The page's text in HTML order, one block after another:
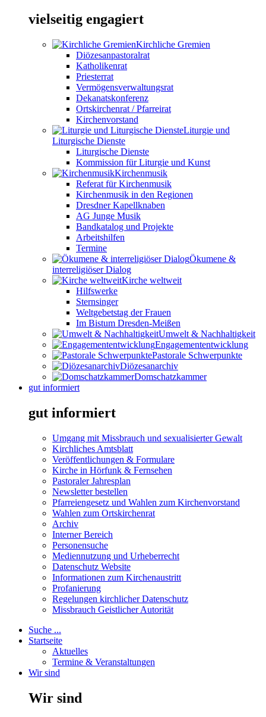
vielseitig engagiert
Kirchliche Gremien
Diözesanpastoralrat
Katholikenrat
Priesterrat
Vermögensverwaltungsrat
Dekanatskonferenz
Ortskirchenrat / Pfarreirat
Kirchenvorstand
Liturgie und
Liturgische Dienste
Liturgische Dienste
Kommission für Liturgie und Kunst
Kirchenmusik
Referat für Kirchenmusik
Kirchenmusik in den Regionen
Dresdner Kapellknaben
AG Junge Musik
Bandkatalog und Projekte
Arbeitshilfen
Termine
Ökumene &
interreligiöser Dialog
Kirche weltweit
Hilfswerke
Sternsinger
Weltgebetstag der Frauen
Im Bistum Dresden-Meißen
Umwelt & Nachhaltigkeit
Engagemententwicklung
Pastorale Schwerpunkte
Diözesanarchiv
Domschatzkammer
gut informiert
gut informiert
Umgang mit Missbrauch und sexualisierter Gewalt
Kirchliches Amtsblatt
Veröffentlichungen & Formulare
Kirche in Hörfunk & Fernsehen
Pastoraler Jahresplan
Newsletter bestellen
Pfarreiengesetz und Wahlen zum Kirchenvorstand
Wahlen zum Ortskirchenrat
Archiv
Interner Bereich
Personensuche
Mediennutzung und Urheberrecht
Datenschutz Website
Informationen zum Kirchenaustritt
Profanierung
Regelungen kirchlicher Datenschutz
Missbrauch Geistlicher Autorität
Suche ...
Startseite
Aktuelles
Termine & Veranstaltungen
Wir sind
Wir sind